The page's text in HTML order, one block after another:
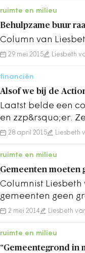
ruimte en milieu
Behulpzame buur
Column van
29 mei 2015 Liesbeth
financiën
Alsof we bij de
Laatst belde een
en zzp&rsquo;er.
gemeente aan me
28 april 2015 Liesbeth
ruimte en milieu
Gemeenten moeten
Columnist
gemeenten geen
gemeentegroen
2 mei 2014 Liesbeth
ruimte en milieu
“Gemeentegrond in